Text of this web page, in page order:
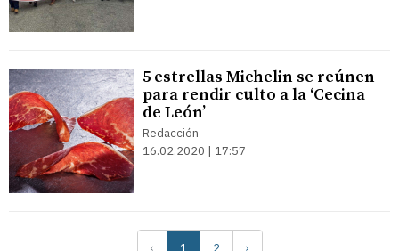
5 estrellas Michelin se reúnen
para rendir culto a la ‘Cecina
de León’
Redacción
16.02.2020 | 17:57
‹ 1 2 ›